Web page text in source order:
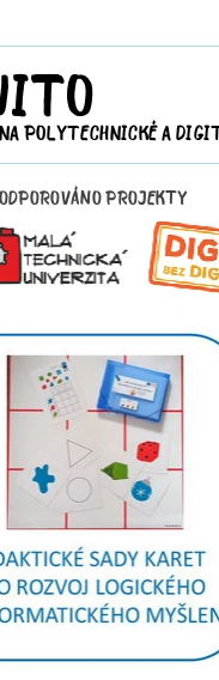
POLYTECHNICKÉ A
PROJEKTY